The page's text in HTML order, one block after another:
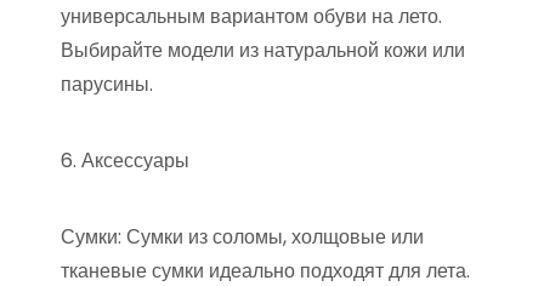
универсальным вариантом обуви на лето.
Выбирайте модели из натуральной кожи или
парусины.
6. Аксессуары
Сумки: Сумки из соломы, холщовые или
тканевые сумки идеально подходят для лета.